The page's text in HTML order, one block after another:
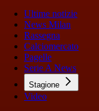
Ultime notizie
News Milan
Rassegna
Calciomercato
Pagelle
Serie A News
Stagione
Video